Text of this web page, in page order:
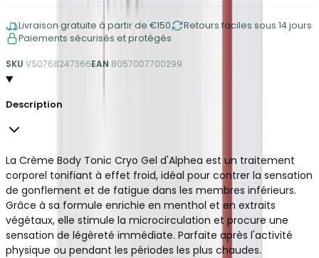
Livraison gratuite à partir de €150
Retours faciles sous 14 jours
Paiements sécurisés et protégés
SKU VS0768247366EAN 8057007700299
Description
La Crème Body Tonic Cryo Gel d'Alphea est un traitement
corporel tonifiant à effet froid, idéal pour contrer la sensation
de gonflement et de fatigue dans les membres inférieurs.
Grâce à sa formule enrichie en menthol et en extraits
végétaux, elle stimule la microcirculation et procure une
sensation de légèreté immédiate. Parfaite après l'activité
physique ou pendant les périodes les plus chaudes.